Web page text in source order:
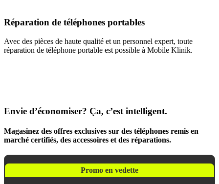
Réparation de téléphones portables
Avec des pièces de haute qualité et un personnel expert, toute
réparation de téléphone portable est possible à Mobile Klinik.
Envie d’économiser? Ça, c’est intelligent.
Magasinez des offres exclusives sur des téléphones remis en
marché certifiés, des accessoires et des réparations.
Promo en vedette